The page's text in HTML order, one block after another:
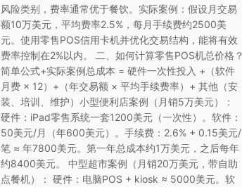
风险类别，费率通常优于餐饮。实际案例：假设月交易
额10万美元，平均费率2.5%，每月手续费约2500美
元。使用零售POS信用卡机并优化交易结构，能将有效
费率控制在2%以内。 二、如何计算零售POS机总价格？
简单公式+实际案例总成本 = 硬件一次性投入 +（软件
月费 × 12）+（年交易额 × 平均手续费率）+ 其他（安
装、培训、维护）小型便利店案例（月销5万美元）：
硬件：iPad零售系统一套1200美元（一次性）。软件：
50美元/月（年600美元）。手续费：2.6% + 0.15美元/
笔 ≈ 年7800美元。第一年总成本约1万美元，之后每年
约8400美元。 中型超市案例（月销20万美元，带自助
点餐机）： 硬件：电脑POS + kiosk ≈ 5000美元。软